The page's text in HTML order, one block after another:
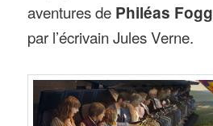
aventures de Philéas Fogg
par l’écrivain Jules Verne.